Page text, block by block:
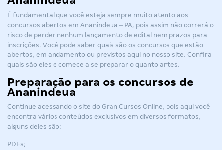
É fundamental que você esteja sempre muito atento aos
concursos abertos em Ananindeua – PA, pois assim não correrá o
risco de perder nenhum lançamento de edital nem prazos para
inscrições. Você pode saber quais são os concursos que estão
abertos, em andamento ou previstos aqui no nosso site. Confira
quais são eles e comece a se preparar o quanto antes.
Preparação para os concursos de
Ananindeua
Continue acessando o site do Gran Cursos Online, pois aqui você
encontra vários conteúdos exclusivos em diversos formatos,
alguns deles são:
PDFs;